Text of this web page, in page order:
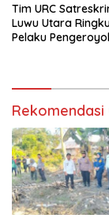
Tim URC
Luwu Utara
Pelaku
Rekomendasi